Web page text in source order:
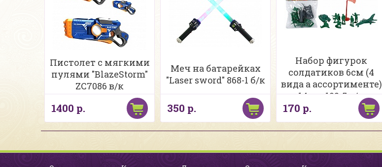
Пистолет с мягкими
пулями "BlazeStorm"
ZC7086 в/к
1400 р.
Меч на батарейках
"Laser sword" 868-1 б/к
350 р.
Набор фигурок
солдатиков 6см (4
вида а ассортименте)
14 шт 102-5 в/п
170 р.